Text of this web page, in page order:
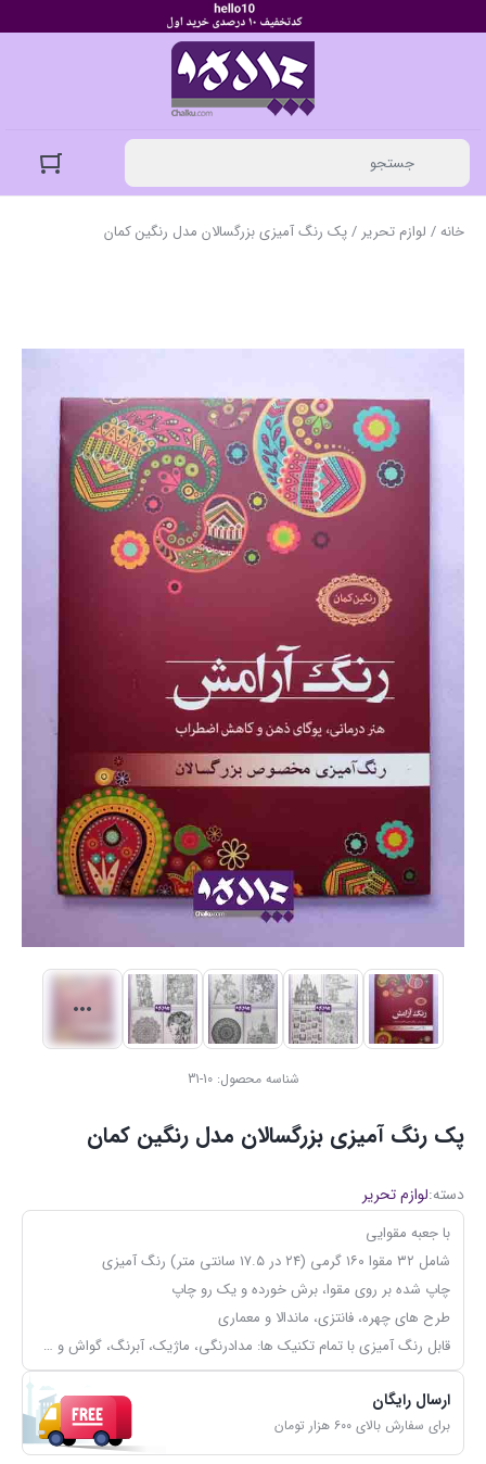
خانه/ لوازم تحریر / پک رنگ آمیزی بزرگسالان مدل رنگین کمان
شناسه محصول:10-31
پک رنگ آمیزی بزرگسالان مدل رنگین کمان
دسته:لوازم تحریر
با جعبه مقوایی
شامل ۳۲ مقوا ۱۶۰ گرمی (۲۴ در ۱۷.۵ سانتی متر) رنگ آمیزی
چاپ شده بر روی مقوا، برش خورده و یک رو چاپ
طرح های چهره، فانتزی، ماندالا و معماری
قابل رنگ آمیزی با تمام تکنیک ها: مدادرنگی، ماژیک، آبرنگ، گواش و …
ارسال رایگان
برای سفارش بالای ۶۰۰ هزار تومان